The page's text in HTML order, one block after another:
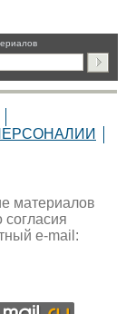
материалов
согласия
e-mail: